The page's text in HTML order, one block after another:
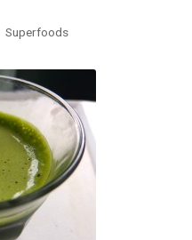
Superfoods